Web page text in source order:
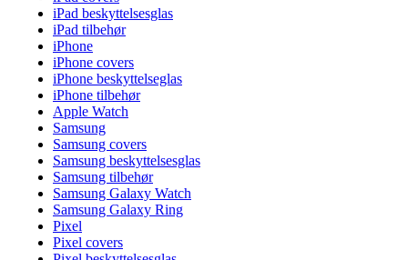
iPad beskyttelsesglas
iPad tilbehør
iPhone
iPhone covers
iPhone beskyttelseglas
iPhone tilbehør
Apple Watch
Samsung
Samsung covers
Samsung beskyttelsesglas
Samsung tilbehør
Samsung Galaxy Watch
Samsung Galaxy Ring
Pixel
Pixel covers